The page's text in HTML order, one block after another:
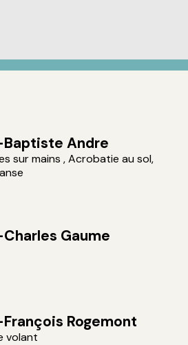
Andre
sur mains , Acrobatie au sol,
Gaume
Rogemont
volant